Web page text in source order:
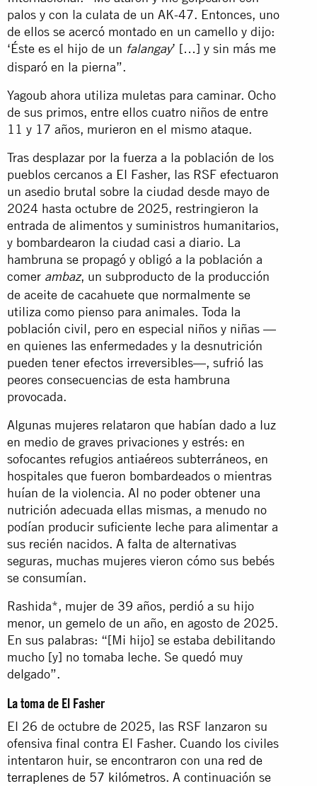
palos y con la culata de un AK-47. Entonces, uno
de ellos se acercó montado en un camello y dijo:
‘Éste es el hijo de un falangay’ […] y sin más me
disparó en la pierna”.
Yagoub ahora utiliza muletas para caminar. Ocho
de sus primos, entre ellos cuatro niños de entre
11 y 17 años, murieron en el mismo ataque.
Tras desplazar por la fuerza a la población de los
pueblos cercanos a El Fasher, las RSF efectuaron
un asedio brutal sobre la ciudad desde mayo de
2024 hasta octubre de 2025, restringieron la
entrada de alimentos y suministros humanitarios,
y bombardearon la ciudad casi a diario. La
hambruna se propagó y obligó a la población a
comer ambaz, un subproducto de la producción
de aceite de cacahuete que normalmente se
utiliza como pienso para animales. Toda la
población civil, pero en especial niños y niñas —
en quienes las enfermedades y la desnutrición
pueden tener efectos irreversibles—, sufrió las
peores consecuencias de esta hambruna
provocada.
Algunas mujeres relataron que habían dado a luz
en medio de graves privaciones y estrés: en
sofocantes refugios antiaéreos subterráneos, en
hospitales que fueron bombardeados o mientras
huían de la violencia. Al no poder obtener una
nutrición adecuada ellas mismas, a menudo no
podían producir suficiente leche para alimentar a
sus recién nacidos. A falta de alternativas
seguras, muchas mujeres vieron cómo sus bebés
se consumían.
Rashida*, mujer de 39 años, perdió a su hijo
menor, un gemelo de un año, en agosto de 2025.
En sus palabras: “[Mi hijo] se estaba debilitando
mucho [y] no tomaba leche. Se quedó muy
delgado”.
La toma de El Fasher
El 26 de octubre de 2025, las RSF lanzaron su
ofensiva final contra El Fasher. Cuando los civiles
intentaron huir, se encontraron con una red de
terraplenes de 57 kilómetros. A continuación se